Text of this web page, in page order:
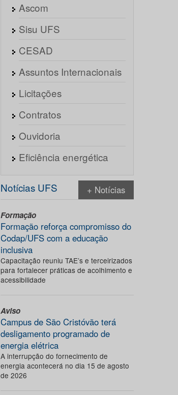
Ascom
Sisu UFS
CESAD
Assuntos Internacionais
Licitações
Contratos
Ouvidoria
Eficiência energética
Notícias UFS + Notícias
Formação
Formação reforça compromisso do
Codap/UFS com a educação
inclusiva
Capacitação reuniu TAE’s e terceirizados
para fortalecer práticas de acolhimento e
acessibilidade
Aviso
Campus de São Cristóvão terá
desligamento programado de
energia elétrica
A interrupção do fornecimento de
energia acontecerá no dia 15 de agosto
de 2026